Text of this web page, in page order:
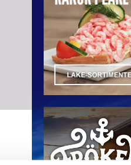
2024
2023
2022
2021
2020
2019
2018
SÖK I ARKIVET